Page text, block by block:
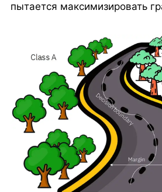
пытается максимизировать